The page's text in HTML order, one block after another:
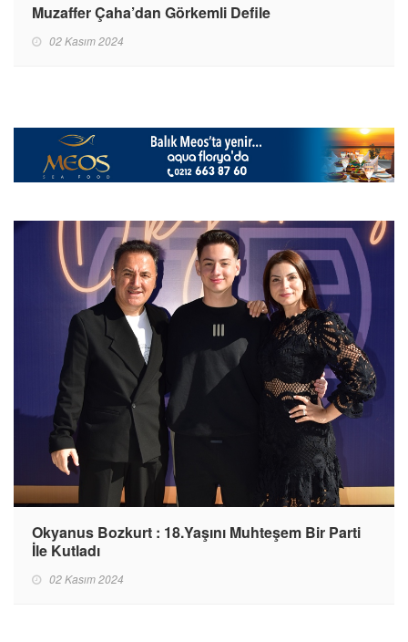
Muzaffer Çaha’dan Görkemli Defile
02 Kasım 2024
Okyanus Bozkurt : 18.Yaşını Muhteşem Bir Parti
İle Kutladı
02 Kasım 2024